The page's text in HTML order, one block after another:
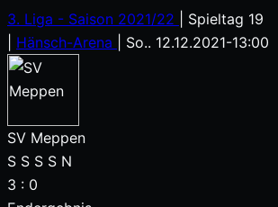
3. Liga - Saison 2021/22
Spieltag 19
Hänsch-Arena So.. 12.12.2021-13:00
SV Meppen
S S S S N
3 : 0